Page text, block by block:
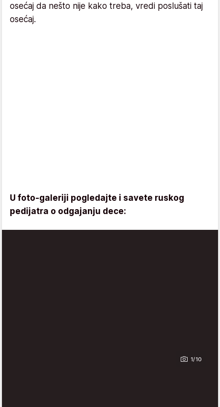
osećaj da nešto nije kako treba, vredi poslušati taj
osećaj.
U foto-galeriji pogledajte i savete ruskog
pedijatra o odgajanju dece:
1/10